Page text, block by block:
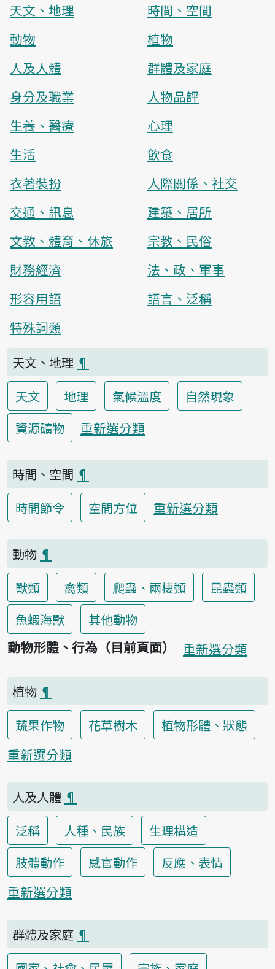
天文、地理
時間、空間
動物
植物
人及人體
群體及家庭
身分及職業
人物品評
生養、醫療
心理
生活
飲食
衣著裝扮
人際關係、社交
交通、訊息
建築、居所
文教、體育、休旅
宗教、民俗
財務經濟
法、政、軍事
形容用語
語言、泛稱
特殊詞類
天文、地理 ¶
天文
地理 氣候溫度
自然現象
資源礦物
重新選分類
時間、空間 ¶
時間節令
空間方位 重新選分類
動物 ¶
獸類
禽類 爬蟲、兩棲類
昆蟲類
魚蝦海獸
其他動物
動物形體、行為（目前頁面）
重新選分類
植物 ¶
蔬果作物
花草樹木
植物形體、狀態
重新選分類
人及人體 ¶
泛稱
人種、民族
生理構造
肢體動作
感官動作
反應、表情
重新選分類
群體及家庭 ¶